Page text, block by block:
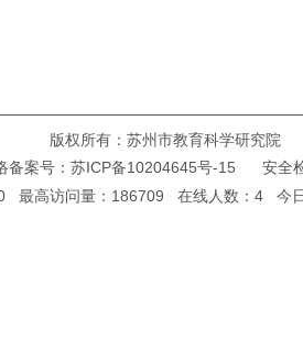
版权所有：苏州市教育科学研究院
备案号： 苏ICP备10204645号-15 安全
最高访问量：186709 在线人数：4 今